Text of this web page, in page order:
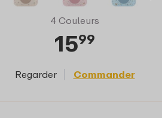
4 Couleurs
1599
Regarder Commander